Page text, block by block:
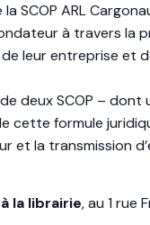
SCOP ARL
à travers la
leur entreprise et
deux SCOP –
cette formule
et la transmission
à la librairie, au 1 rue